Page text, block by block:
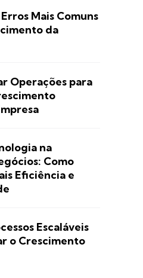
Mais Comuns
da
Operações para
na
Como
Eficiência e
Escaláveis
o Crescimento